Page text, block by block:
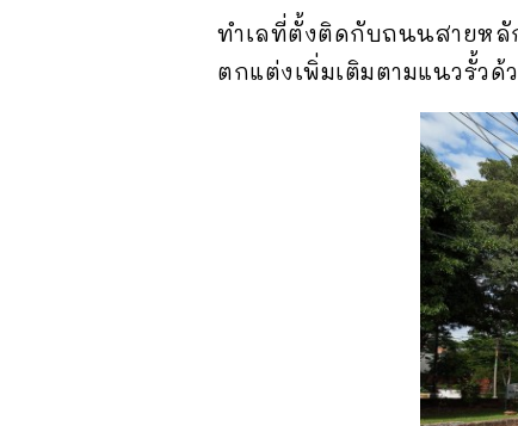
ทำเลที่ตั้งติดกับถนนสายหลั
ตกแต่งเพิ่มเติมตามแนวรั้ว